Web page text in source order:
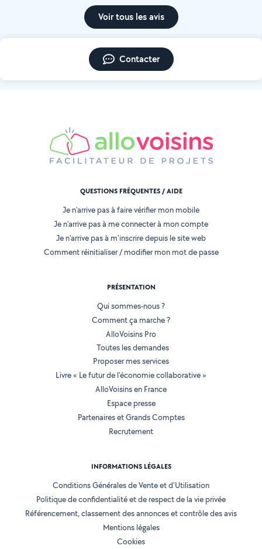
Voir tous les avis
Contacter
QUESTIONS FRÉQUENTES / AIDE
Je n'arrive pas à faire vérifier mon mobile
Je n'arrive pas à me connecter à mon compte
Je n'arrive pas à m'inscrire depuis le site web
Comment réinitialiser / modifier mon mot de passe
PRÉSENTATION
Qui sommes-nous ?
Comment ça marche ?
AlloVoisins Pro
Toutes les demandes
Proposer mes services
Livre « Le futur de l'économie collaborative »
AlloVoisins en France
Espace presse
Partenaires et Grands Comptes
Recrutement
INFORMATIONS LÉGALES
Conditions Générales de Vente et d'Utilisation
Politique de confidentialité et de respect de la vie privée
Référencement, classement des annonces et contrôle des avis
Mentions légales
Cookies